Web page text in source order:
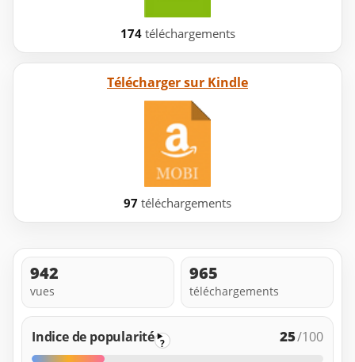
174téléchargements
Télécharger sur Kindle
97 téléchargements
942
vues
965
téléchargements
Indice de popularité ? 25/100